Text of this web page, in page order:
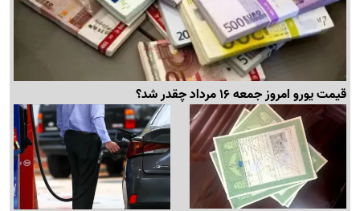
قیمت یورو امروز جمعه 16 مرداد چقدر شد؟